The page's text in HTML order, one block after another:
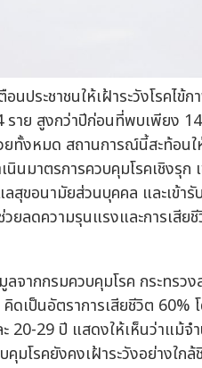
อนประชาชนให้เฝ้าระวังโรค
าย สูงกว่าปีก่อนที่พบเพียง
ทั้งหมด สถานการณ์นี้สะท้อนใ
นมาตรการควบคุมโรคเชิงรุก
ขอนามัยส่วนบุคคล และเข้ารั
วยลดความรุนแรงและการเสี
จากกรมควบคุมโรค กระทรว
ดเป็นอัตราการเสียชีวิต
20-29 ปี แสดงให้เห็นว่าแม้
มโรคยังคงเฝ้าระวังอย่างใก